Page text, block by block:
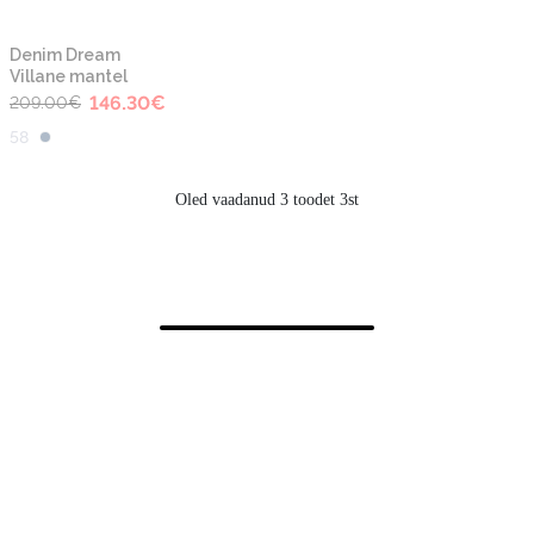
-30%
Denim Dream
Villane mantel
209.00€ 146.30€
58
Oled vaadanud 3 toodet 3st